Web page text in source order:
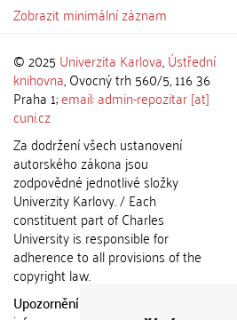
Zobrazit minimální záznam
© 2025 Univerzita Karlova,Ústřední
knihovna, Ovocný trh 560/5, 116 36
Praha 1;email: admin-repozitar [at]
cuni.cz
Za dodržení všech ustanovení
autorského zákona jsou
zodpovědné jednotlivé složky
Univerzity Karlovy. / Each
constituent part of Charles
University is responsible for
adherence to all provisions of the
copyright law.
Upozornění / Notice: